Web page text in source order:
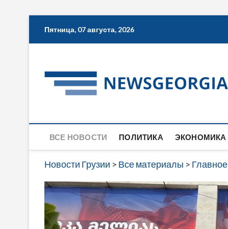
Пятница, 07 августа, 2026
ВСЕ НОВОСТИ ПОЛИТИКА ЭКОНОМИКА
Новости Грузии > Все материалы > Главное